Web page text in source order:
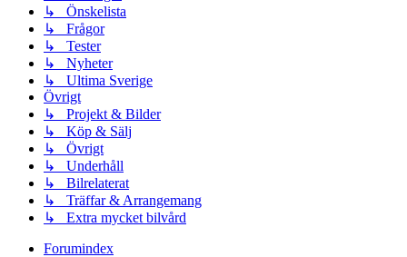
↳ Önskelista
↳ Frågor
↳ Tester
↳ Nyheter
↳ Ultima Sverige
Övrigt
↳ Projekt & Bilder
↳ Köp & Sälj
↳ Övrigt
↳ Underhåll
↳ Bilrelaterat
↳ Träffar & Arrangemang
↳ Extra mycket bilvård
Forumindex